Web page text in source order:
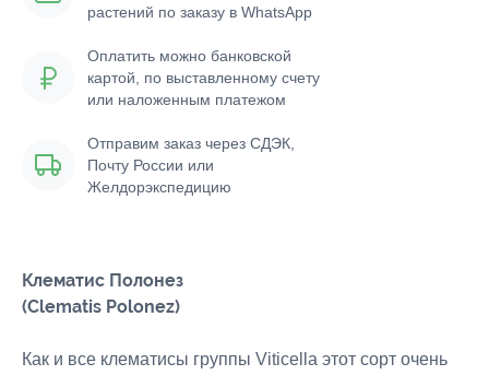
растений по заказу в WhatsApp
Отправим заказ через СДЭК,
Почту России или
Желдорэкспедицию
Оплатить можно банковской
картой, по выставленному счету
или наложенным платежом
Клематис Полонез
(Clematis Polonez)
Как и все клематисы группы Viticella этот сорт очень